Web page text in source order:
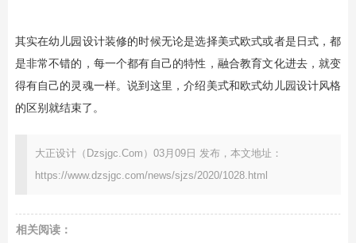
其实在幼儿园设计装修的时候无论是选择美式欧式或者是日式，都
是非常不错的，每一个都有自己的特性，融合教育文化进去，就变
得有自己的灵魂一样。说到这里，介绍美式和欧式幼儿园设计风格
的区别就结束了。
大正设计（Dzsjgc.Com）03月09日 发布，本文地址：
https://www.dzsjgc.com/news/sjzs/2020/1028.html
相关阅读：